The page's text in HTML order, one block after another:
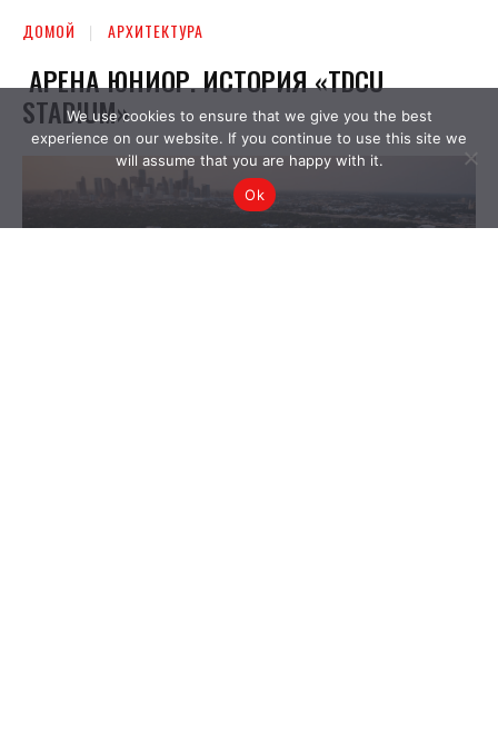
We use cookies to ensure that we give you the best
experience on our website. If you continue to use this site we
will assume that you are happy with it.
Ok